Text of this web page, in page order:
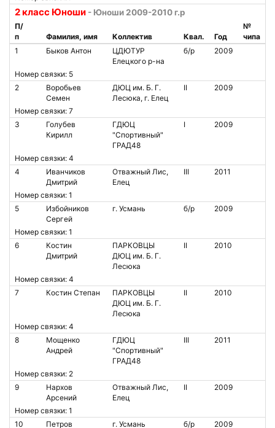
2 класс Юноши - Юноши 2009-2010 г.р
П/
п
Фамилия, имя Коллектив Квал. Год
№
чипа
1
Быков Антон
ЦДЮТУР
Елецкого р-на
б/р 2009
Номер связки: 5
2
Воробьев
Семен
ДЮЦ им. Б. Г.
Лесюка, г. Елец
II 2009
Номер связки: 7
3
Голубев
Кирилл
ГДЮЦ
"Спортивный"
ГРАД48
I 2009
Номер связки: 4
4
Иванчиков
Дмитрий
Отважный Лис,
Елец
III 2011
Номер связки: 1
5
Избойников
Сергей
г. Усмань б/р 2009
Номер связки: 1
6
Костин
Дмитрий
ПАРКОВЦЫ
ДЮЦ им. Б. Г.
Лесюка
II 2010
Номер связки: 4
7
Костин Степан
ПАРКОВЦЫ
ДЮЦ им. Б. Г.
Лесюка
II 2010
Номер связки: 4
8
Мощенко
Андрей
ГДЮЦ
"Спортивный"
ГРАД48
III 2011
Номер связки: 2
9
Нархов
Арсений
Отважный Лис,
Елец
II 2009
Номер связки: 1
10
Петров
г. Усмань б/р 2009